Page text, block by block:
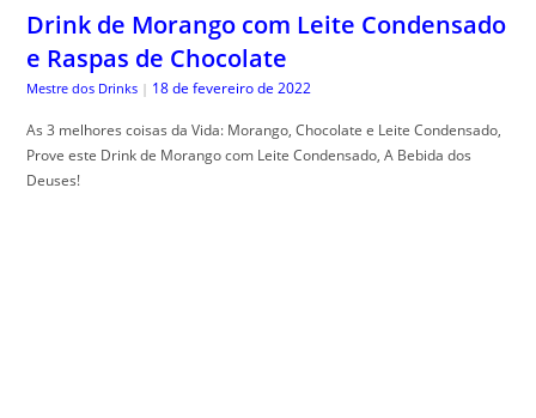
Drink de Morango com Leite Condensado
e Raspas de Chocolate
Mestre dos Drinks | 18 de fevereiro de 2022
As 3 melhores coisas da Vida: Morango, Chocolate e Leite Condensado,
Prove este Drink de Morango com Leite Condensado, A Bebida dos
Deuses!